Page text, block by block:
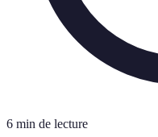
6 min de lecture